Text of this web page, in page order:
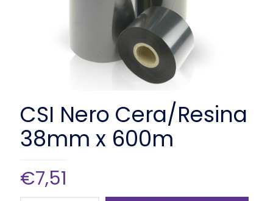
CSI Nero Cera/Resina
38mm x 600m
€7,51